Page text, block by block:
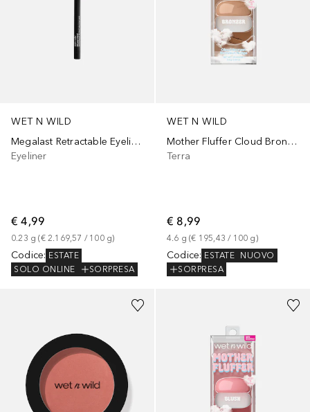
WET N WILD
Megalast Retractable Eyeliner
Eyeliner
€ 4,99
0.23 g (€ 2.169,57 / 100 g)
Codice: ESTATE
SOLO ONLINE
SORPRESA
WET N WILD
Mother Fluffer Cloud Bronzer
Terra
€ 8,99
4.6 g (€ 195,43 / 100 g)
Codice: ESTATE
NUOVO
SORPRESA